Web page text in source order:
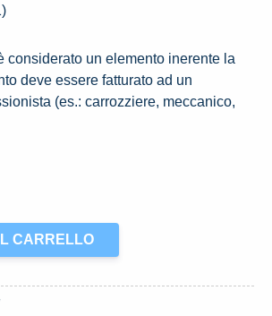
considerato un elemento inerente la
deve essere fatturato ad un
(es.: carrozziere, meccanico,
CARRELLO